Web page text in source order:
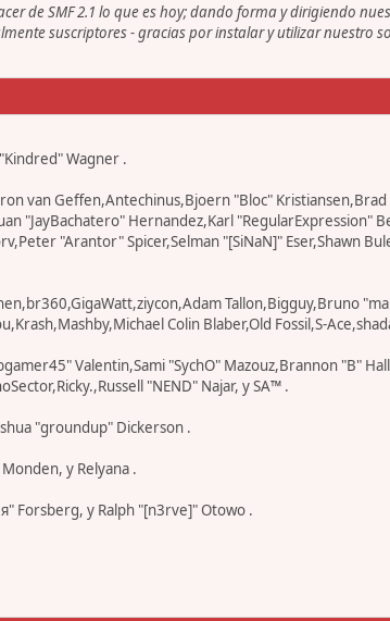
de SMF 2.1 lo que es hoy; dando forma y dirigiendo
suscriptores - gracias por instalar y utilizar nuestro
Wagner .
van Geffen,Antechinus,Bjoern "Bloc"
"JayBachatero" Hernandez,Karl
"Arantor" Spicer,Selman "[SiNaN]" Eser,Shawn
Tallon,Bigguy,Bruno
Colin Blaber,Old Fossil,S-
Valentin,Sami "SychO" Mazouz,Brannon "B"
"NEND" Najar, y SA™ .
"groundup" Dickerson .
y Relyana .
Forsberg, y Ralph "[n3rve]" Otowo .